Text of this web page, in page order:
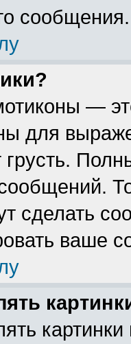
сообщения.
—
для
грусть.
сделать
ваше